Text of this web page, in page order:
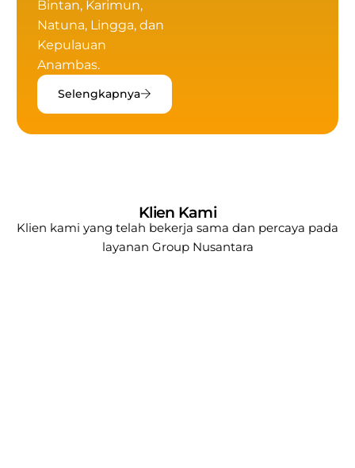
Bintan, Karimun,
Natuna, Lingga, dan
Kepulauan
Anambas.
Selengkapnya
Klien Kami
Klien kami yang telah bekerja sama dan percaya pada
layanan Group Nusantara